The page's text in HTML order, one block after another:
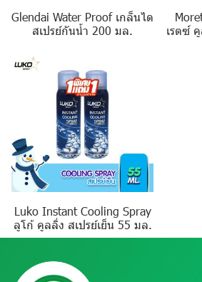
Glendai Water Proof เกล็นได
สเปรย์กันน้ำ 200 มล.
เรตซ์
Luko Instant Cooling Spray
ลูโก้ คูลลิ่ง สเปรย์เย็น 55 มล.